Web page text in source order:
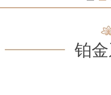
铂金
Acetate Gold